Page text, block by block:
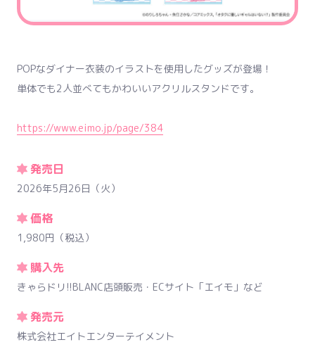
POPなダイナー衣装のイラストを使用したグッズが登場！
単体でも2人並べてもかわいいアクリルスタンドです。
https://www.eimo.jp/page/384
発売日
2026年5月26日（火）
価格
1,980円（税込）
購入先
きゃらドリ!!BLANC店頭販売・ECサイト「エイモ」など
発売元
株式会社エイトエンターテイメント